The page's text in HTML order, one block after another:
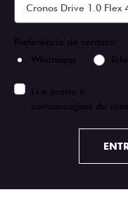
Preferência de contato:
Whatsapp
Li e aceito a
comunicações da